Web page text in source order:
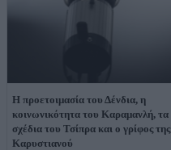
Η προετοιμασία του Δένδια, η
κοινωνικότητα του Καραμανλή, τα
σχέδια του Τσίπρα και ο γρίφος της
Καρυστιανού